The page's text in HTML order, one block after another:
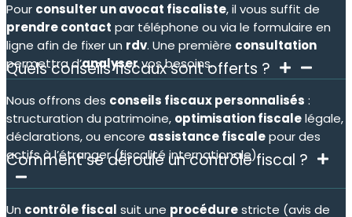
Pour consulter un avocat fiscaliste, il vous suffit de
prendre contact par téléphone ou via le formulaire en
ligne afin de fixer un rdv. Une première consultation
permettra d’analyservos besoins.
Quels conseils fiscaux sont offerts ?
Nous offrons des conseils fiscaux personnalisés :
structuration du patrimoine, optimisation fiscalelégale,
déclarations, ou encore assistance fiscalepour des
actifs à l’étranger (fiscalité internationale).
Comment se déroule un contrôle fiscal ?
Un contrôle fiscal suit une procédurestricte (avis de